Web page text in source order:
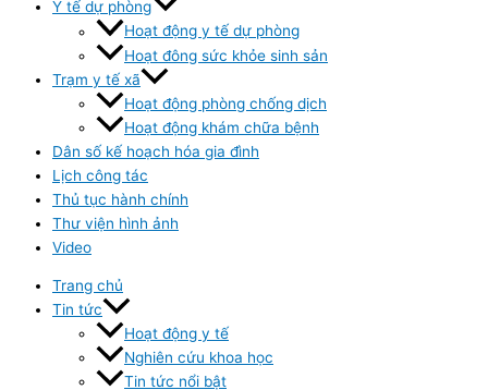
Y tế dự phòng
Hoạt động y tế dự phòng
Hoạt đông sức khỏe sinh sản
Trạm y tế xã
Hoạt động phòng chống dịch
Hoạt động khám chữa bệnh
Dân số kế hoạch hóa gia đình
Lịch công tác
Thủ tục hành chính
Thư viện hình ảnh
Video
Trang chủ
Tin tức
Hoạt động y tế
Nghiên cứu khoa học
Tin tức nổi bật